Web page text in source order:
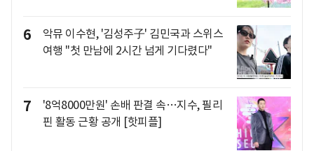
6
악뮤 이수현, '김성주子' 김민국과 스위스
여행 "첫 만남에 2시간 넘게 기다렸다"
7
'8억8000만원' 손배 판결 속…지수, 필리
핀 활동 근황 공개 [핫피플]